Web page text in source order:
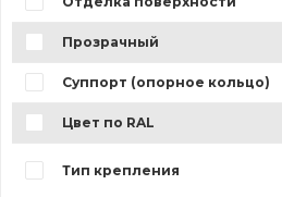
Прозрачный
Суппорт (опорное кольцо)
Цвет по RAL
Тип крепления